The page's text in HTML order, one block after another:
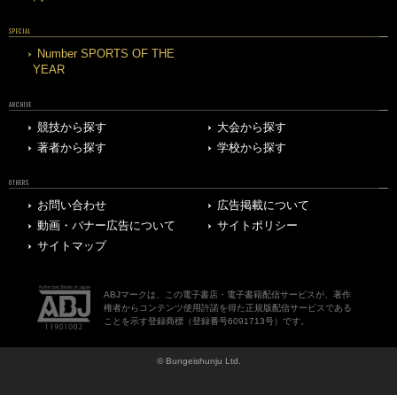
SPECIAL
Number SPORTS OF THE
YEAR
ARCHIVE
競技から探す
大会から探す
著者から探す
学校から探す
OTHERS
お問い合わせ
広告掲載について
動画・バナー広告について
サイトポリシー
サイトマップ
ABJマークは、この電子書店・電子書籍配信サービスが、著作
権者からコンテンツ使用許諾を得た正規版配信サービスである
ことを示す登録商標（登録番号6091713号）です。
© Bungeishunju Ltd.